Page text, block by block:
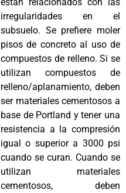
irregularidades en el
subsuelo. Se prefiere moler
pisos de concreto al uso de
compuestos de relleno. Si se
utilizan compuestos de
relleno/aplanamiento, deben
ser materiales cementosos a
base de Portland y tener una
resistencia a la compresión
igual o superior a 3000 psi
cuando se curan. Cuando se
utilizan materiales
cementosos, deben